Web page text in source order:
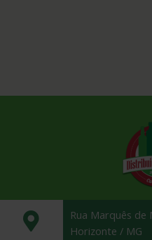
Rua Marquês de
Horizonte / MG